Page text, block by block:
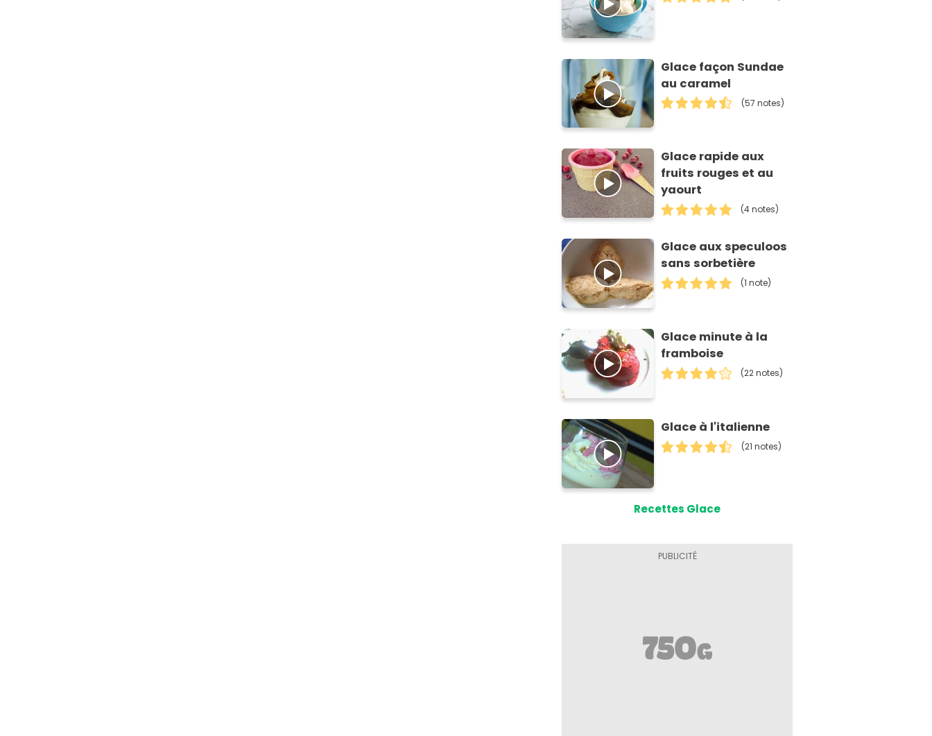
Glace façon Sundae
au caramel
(57 notes)
Glace rapide aux
fruits rouges et au
yaourt
(4 notes)
Glace aux speculoos
sans sorbetière
(1 note)
Glace minute à la
framboise
(22 notes)
Glace à l'italienne
(21 notes)
Recettes Glace